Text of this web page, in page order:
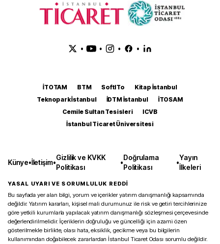
• • • •
İTOTAM BTM SoftITo
Kitap İstanbul
Teknopark İstanbul
İDTM İstanbul
İTOSAM
Cemile Sultan Tesisleri
ICVB
İstanbul Ticaret Üniversitesi
Künye•İletişim•
Gizlilik ve KVKK
Politikası
•
Doğrulama
Politikası
•
Yayın
İlkeleri
YASAL UYARI VE SORUMLULUK REDDİ
Bu sayfada yer alan bilgi, yorum ve içerikler yatırım danışmanlığı kapsamında
değildir. Yatırım kararları, kişisel mali durumunuz ile risk ve getiri tercihlerinize
göre yetkili kurumlarla yapılacak yatırım danışmanlığı sözleşmesi çerçevesinde
değerlendirilmelidir. İçeriklerin doğruluğu ve güncelliği için azami özen
gösterilmekle birlikte, olası hata, eksiklik, gecikme veya bu bilgilerin
kullanımından doğabilecek zararlardan İstanbul Ticaret Odası sorumlu değildir.